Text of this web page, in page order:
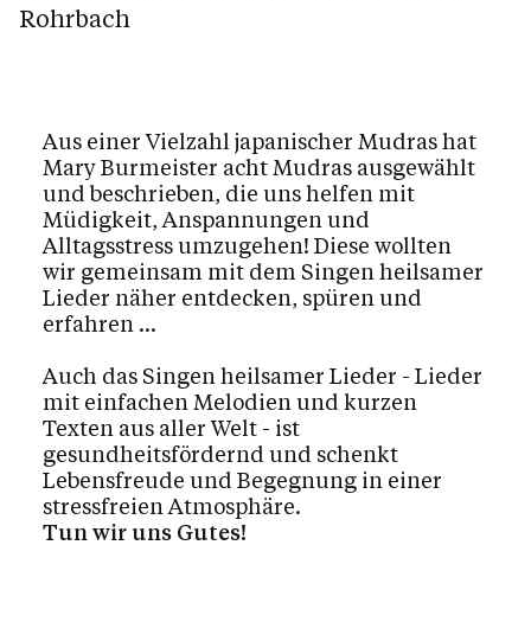
Rohrbach
Aus einer Vielzahl japanischer Mudras hat
Mary Burmeister acht Mudras ausgewählt
und beschrieben, die uns helfen mit
Müdigkeit, Anspannungen und
Alltagsstress umzugehen! Diese wollten
wir gemeinsam mit dem Singen heilsamer
Lieder näher entdecken, spüren und
erfahren …
Auch das Singen heilsamer Lieder - Lieder
mit einfachen Melodien und kurzen
Texten aus aller Welt - ist
gesundheitsfördernd und schenkt
Lebensfreude und Begegnung in einer
stressfreien Atmosphäre.
Tun wir uns Gutes!